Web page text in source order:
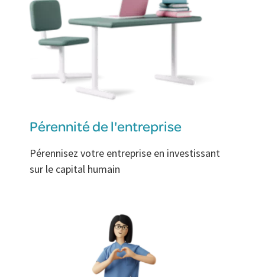
Pérennité de l'entreprise
Pérennisez votre entreprise en investissant
sur le capital humain